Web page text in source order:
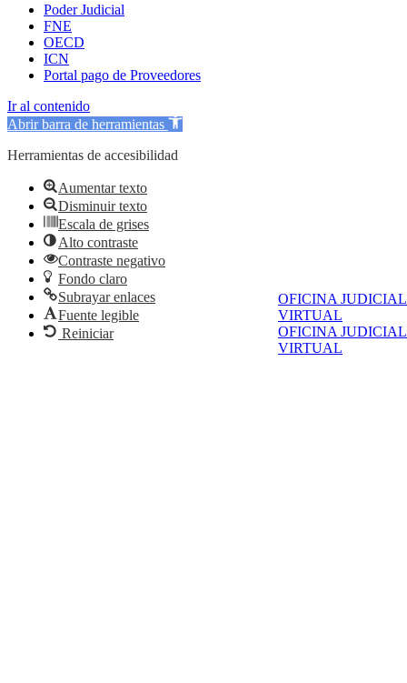
OFICINA JUDICIAL
VIRTUAL
OFICINA JUDICIAL
VIRTUAL
Poder Judicial
FNE
OECD
ICN
Portal pago de Proveedores
Ir al contenido
Abrir barra de herramientas
Herramientas de accesibilidad
Aumentar texto
Disminuir texto
Escala de grises
Alto contraste
Contraste negativo
Fondo claro
Subrayar enlaces
Fuente legible
Reiniciar